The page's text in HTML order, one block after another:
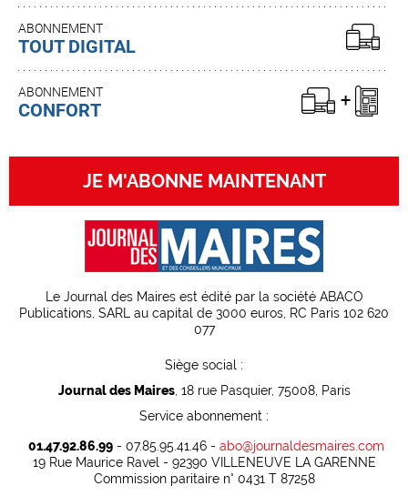
ABONNEMENT
TOUT DIGITAL
ABONNEMENT
CONFORT
JE M'ABONNE MAINTENANT
Le Journal des Maires est édité par la société ABACO
Publications, SARL au capital de 3000 euros, RC Paris 102 620
077
Siège social :
Journal des Maires, 18 rue Pasquier, 75008, Paris
Service abonnement :
01.47.92.86.99- 07.85.95.41.46 - abo@journaldesmaires.com
19 Rue Maurice Ravel - 92390 VILLENEUVE LA GARENNE
Commission paritaire n° 0431 T 87258